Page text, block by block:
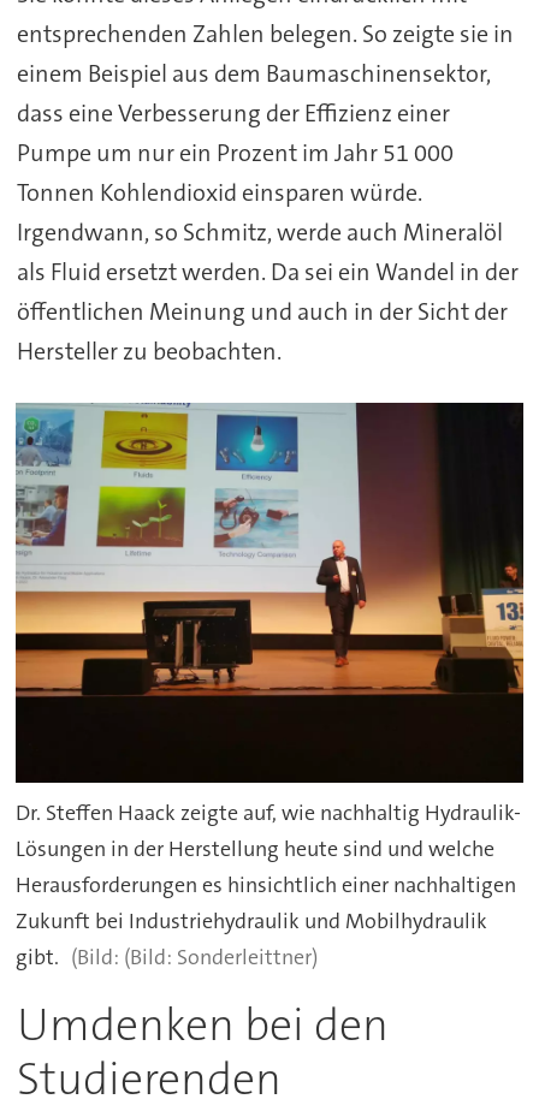
entsprechenden Zahlen belegen. So zeigte sie in
einem Beispiel aus dem Baumaschinensektor,
dass eine Verbesserung der Effizienz einer
Pumpe um nur ein Prozent im Jahr 51 000
Tonnen Kohlendioxid einsparen würde.
Irgendwann, so Schmitz, werde auch Mineralöl
als Fluid ersetzt werden. Da sei ein Wandel in der
öffentlichen Meinung und auch in der Sicht der
Hersteller zu beobachten.
Dr. Steffen Haack zeigte auf, wie nachhaltig Hydraulik-
Lösungen in der Herstellung heute sind und welche
Herausforderungen es hinsichtlich einer nachhaltigen
Zukunft bei Industriehydraulik und Mobilhydraulik
gibt.
(Bild: Sonderleittner)
Umdenken bei den
Studierenden